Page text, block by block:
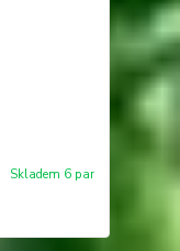
Skladem 6 par